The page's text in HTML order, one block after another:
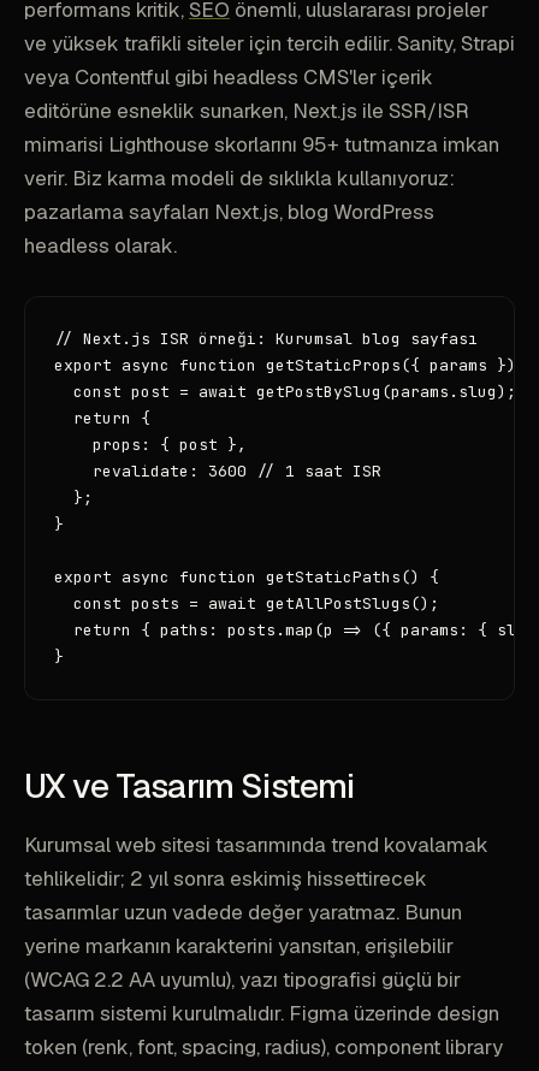
performans kritik, SEO önemli, uluslararası projeler
ve yüksek trafikli siteler için tercih edilir. Sanity, Strapi
veya Contentful gibi headless CMS'ler içerik
editörüne esneklik sunarken, Next.js ile SSR/ISR
mimarisi Lighthouse skorlarını 95+ tutmanıza imkan
verir. Biz karma modeli de sıklıkla kullanıyoruz:
pazarlama sayfaları Next.js, blog WordPress
headless olarak.
// Next.js ISR örneği: Kurumsal blog sayfası
export async function getStaticProps({ params }) {
  const post = await getPostBySlug(params.slug);
  return {
    props: { post },
    revalidate: 3600 // 1 saat ISR
  };
}
export async function getStaticPaths() {
  const posts = await getAllPostSlugs();
return { paths: posts.map(p => ({ params: {
}
UX ve Tasarım Sistemi
Kurumsal web sitesi tasarımında trend kovalamak
tehlikelidir; 2 yıl sonra eskimiş hissettirecek
tasarımlar uzun vadede değer yaratmaz. Bunun
yerine markanın karakterini yansıtan, erişilebilir
(WCAG 2.2 AA uyumlu), yazı tipografisi güçlü bir
tasarım sistemi kurulmalıdır. Figma üzerinde design
token (renk, font, spacing, radius), component library